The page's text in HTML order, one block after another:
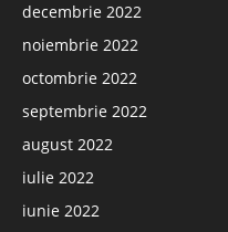
decembrie 2022
noiembrie 2022
octombrie 2022
septembrie 2022
august 2022
iulie 2022
iunie 2022